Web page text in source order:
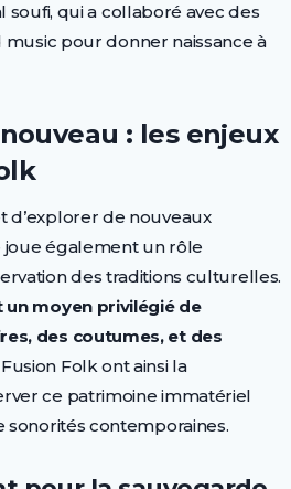
soufi, qui a collaboré avec des
pour donner naissance à
: les enjeux
d’explorer de nouveaux
joue également un rôle
des traditions culturelles.
un moyen privilégié de
des coutumes, et des
Folk ont ainsi la
ce patrimoine immatériel
sonorités contemporaines.